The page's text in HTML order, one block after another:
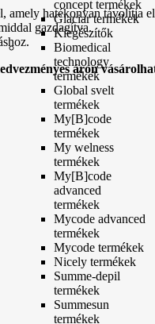
concept termékek
Glaciar termékek
Kiegészítők
Biomedical
technology
termékek
Global svelt
termékek
My[B]code
termékek
My welness
termékek
My[B]code
advanced
termékek
Mycode advanced
termékek
Mycode termékek
Nicely termékek
Summe-depil
termékek
Summesun
termékek
amely hatékonyan távolítja
gazdagítva.
áron